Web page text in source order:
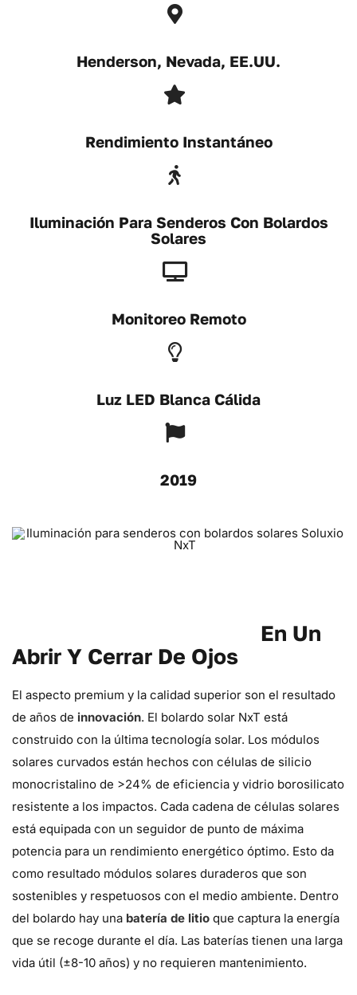
Henderson, Nevada, EE.UU.
Rendimiento Instantáneo
Iluminación Para Senderos Con Bolardos
Solares
Monitoreo Remoto
Luz LED Blanca Cálida
2019
En Un
Abrir Y Cerrar De Ojos
El aspecto premium y la calidad superior son el resultado
de años de innovación. El bolardo solar NxT está
construido con la última tecnología solar. Los módulos
solares curvados están hechos con células de silicio
monocristalino de >24% de eficiencia y vidrio borosilicato
resistente a los impactos. Cada cadena de células solares
está equipada con un seguidor de punto de máxima
potencia para un rendimiento energético óptimo. Esto da
como resultado módulos solares duraderos que son
sostenibles y respetuosos con el medio ambiente. Dentro
del bolardo hay una batería de litio que captura la energía
que se recoge durante el día. Las baterías tienen una larga
vida útil (±8-10 años) y no requieren mantenimiento.